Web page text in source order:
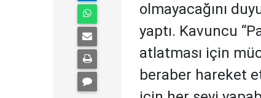
olmayacağını
yaptı. Kavuncu
atlatması için
beraber hareket